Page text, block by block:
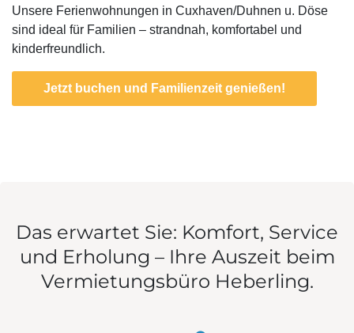
Unsere Ferienwohnungen in Cuxhaven/Duhnen u. Döse
sind ideal für Familien – strandnah, komfortabel und
kinderfreundlich.
Jetzt buchen und Familienzeit genießen!
Das erwartet Sie: Komfort, Service
und Erholung – Ihre Auszeit beim
Vermietungsbüro Heberling.